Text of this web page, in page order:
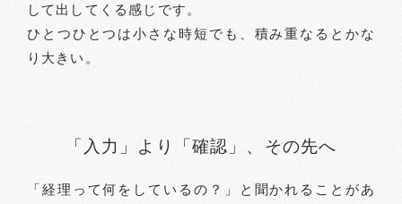
して出してくる感じです。
ひとつひとつは小さな時短でも、積み重なるとかな
り大きい。
「入力」より「確認」、その先へ
「経理って何をしているの？」と聞かれることがあ